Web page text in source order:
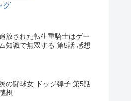
グ
放された転生重騎士はゲー
ム知識で無双する 第5話 感想
の闘球女 ドッジ弾子 第5話
想